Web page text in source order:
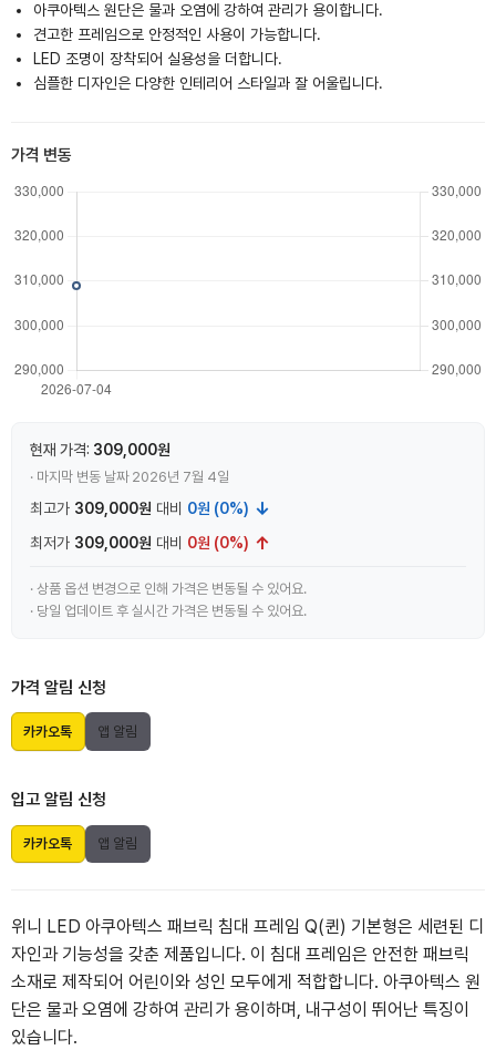
아쿠아텍스 원단은 물과 오염에 강하여 관리가 용이합니다.
견고한 프레임으로 안정적인 사용이 가능합니다.
LED 조명이 장착되어 실용성을 더합니다.
심플한 디자인은 다양한 인테리어 스타일과 잘 어울립니다.
가격 변동
현재 가격: 309,000원
· 마지막 변동 날짜 2026년 7월 4일
최고가 309,000원 대비 0원 (0%) ↓
최저가 309,000원 대비 0원 (0%) ↑
· 상품 옵션 변경으로 인해 가격은 변동될 수 있어요.
· 당일 업데이트 후 실시간 가격은 변동될 수 있어요.
가격 알림 신청
카카오톡 앱 알림
입고 알림 신청
카카오톡 앱 알림
위니 LED 아쿠아텍스 패브릭 침대 프레임 Q(퀸) 기본형은 세련된 디
자인과 기능성을 갖춘 제품입니다. 이 침대 프레임은 안전한 패브릭
소재로 제작되어 어린이와 성인 모두에게 적합합니다. 아쿠아텍스 원
단은 물과 오염에 강하여 관리가 용이하며, 내구성이 뛰어난 특징이
있습니다.